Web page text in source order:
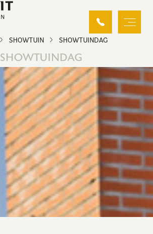
SHOWTUIN SHOWTUINDAG
SHOWTUINDAG